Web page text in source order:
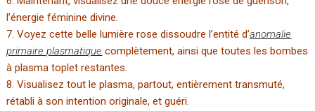
l’énergie féminine divine.
7. Voyez cette belle lumière rose dissoudre l’entité d’anomalie
primaire plasmatique complètement, ainsi que toutes les bombes
à plasma toplet restantes.
8. Visualisez tout le plasma, partout, entièrement transmuté,
rétabli à son intention originale, et guéri.